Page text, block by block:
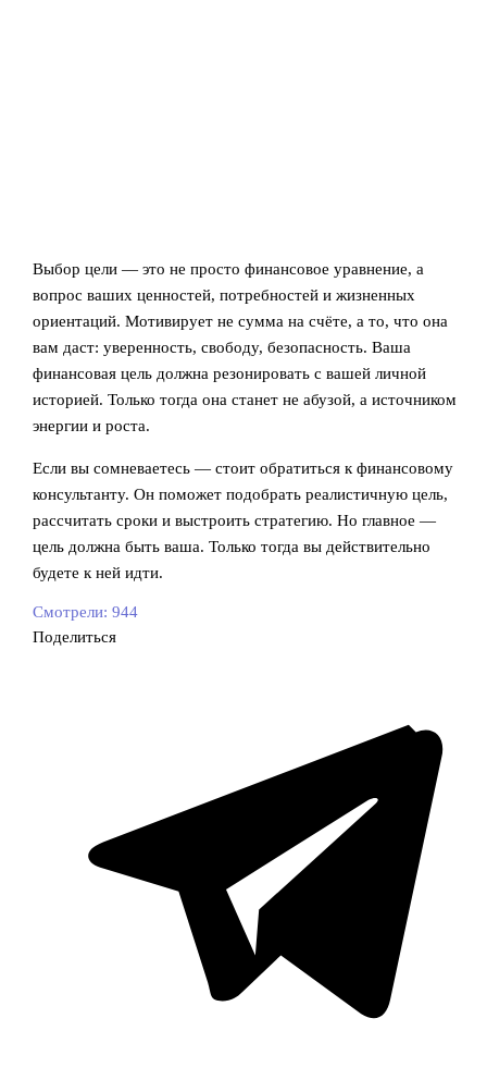
Выбор цели — это не просто финансовое уравнение, а
вопрос ваших ценностей, потребностей и жизненных
ориентаций. Мотивирует не сумма на счёте, а то, что она
вам даст: уверенность, свободу, безопасность. Ваша
финансовая цель должна резонировать с вашей личной
историей. Только тогда она станет не абузой, а источником
энергии и роста.
Если вы сомневаетесь — стоит обратиться к финансовому
консультанту. Он поможет подобрать реалистичную цель,
рассчитать сроки и выстроить стратегию. Но главное —
цель должна быть ваша. Только тогда вы действительно
будете к ней идти.
Смотрели: 944
Поделиться